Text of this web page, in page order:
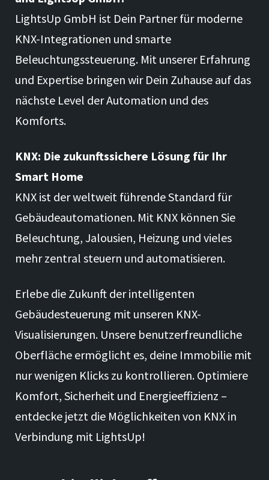
LightsUp GmbH ist Dein Partner für moderne
KNX-Integrationen und smarte
Beleuchtungssteuerung. Mit unserer Erfahrung
und Expertise bringen wir Dein Zuhause auf das
nächste Level der Automation und des
Komforts.
KNX: Die zukunftssichere Lösung für Ihr
Smart Home
KNX ist der weltweit führende Standard für
Gebäudeautomationen. Mit KNX können Sie
Beleuchtung, Jalousien, Heizung und vieles
mehr zentral steuern und automatisieren.
Erlebe die Zukunft der intelligenten
Gebäudesteuerung mit unseren KNX-
Visualisierungen. Unsere benutzerfreundliche
Oberfläche ermöglicht es, deine Immobilie mit
nur wenigen Klicks zu kontrollieren. Optimiere
Komfort, Sicherheit und Energieeffizienz –
entdecke jetzt die Möglichkeiten von KNX in
Verbindung mit LightsUp!